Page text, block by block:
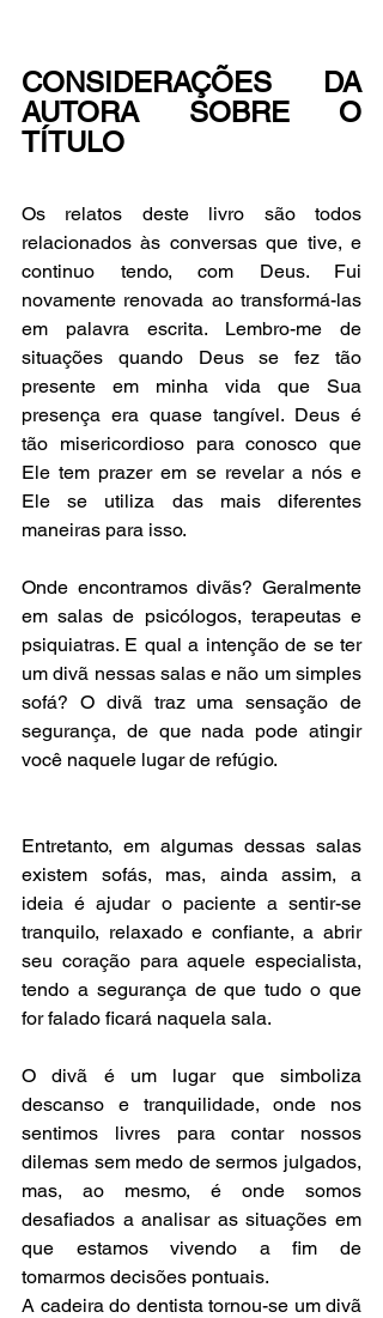
CONSIDERAÇÕES DA
AUTORA SOBRE O
TÍTULO
Os relatos deste livro são todos
relacionados às conversas que tive, e
continuo tendo, com Deus. Fui
novamente renovada ao transformá-las
em palavra escrita. Lembro-me de
situações quando Deus se fez tão
presente em minha vida que Sua
presença era quase tangível. Deus é
tão misericordioso para conosco que
Ele tem prazer em se revelar a nós e
Ele se utiliza das mais diferentes
maneiras para isso.
Onde encontramos divãs? Geralmente
em salas de psicólogos, terapeutas e
psiquiatras. E qual a intenção de se ter
um divã nessas salas e não um simples
sofá? O divã traz uma sensação de
segurança, de que nada pode atingir
você naquele lugar de refúgio.
Entretanto, em algumas dessas salas
existem sofás, mas, ainda assim, a
ideia é ajudar o paciente a sentir-se
tranquilo, relaxado e confiante, a abrir
seu coração para aquele especialista,
tendo a segurança de que tudo o que
for falado ficará naquela sala.
O divã é um lugar que simboliza
descanso e tranquilidade, onde nos
sentimos livres para contar nossos
dilemas sem medo de sermos julgados,
mas, ao mesmo, é onde somos
desafiados a analisar as situações em
que estamos vivendo a fim de
tomarmos decisões pontuais.
A cadeira do dentista tornou-se um divã